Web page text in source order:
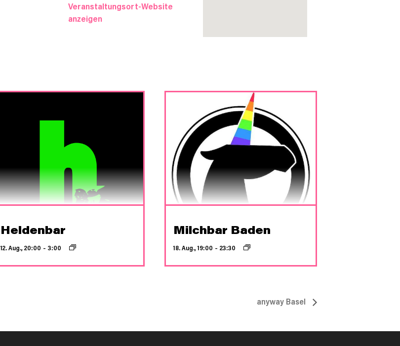
Veranstaltungsort-Website
anzeigen
Heldenbar
12. Aug., 20:00 – 3:00
Milchbar Baden
18. Aug., 19:00 – 23:30
anyway Basel